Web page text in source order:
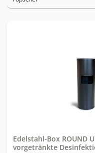
Edelstahl-Box ROUND
vorgetränkte